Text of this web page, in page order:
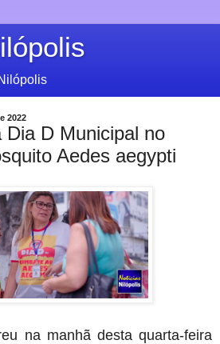
2022
Dia D Municipal no
Aedes aegypti
na manhã desta quarta-feira